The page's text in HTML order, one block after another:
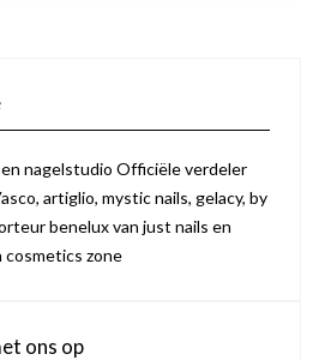
nagelstudio Officiële verdeler
artiglio, mystic nails, gelacy, by
benelux van just nails en
cosmetics zone
ons op